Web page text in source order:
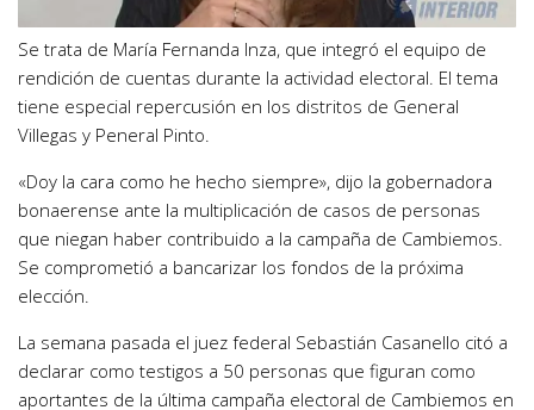
Se trata de María Fernanda Inza, que integró el equipo de
rendición de cuentas durante la actividad electoral. El tema
tiene especial repercusión en los distritos de General
Villegas y Peneral Pinto.
«Doy la cara como he hecho siempre», dijo la gobernadora
bonaerense ante la multiplicación de casos de personas
que niegan haber contribuido a la campaña de Cambiemos.
Se comprometió a bancarizar los fondos de la próxima
elección.
La semana pasada el juez federal Sebastián Casanello citó a
declarar como testigos a 50 personas que figuran como
aportantes de la última campaña electoral de Cambiemos en